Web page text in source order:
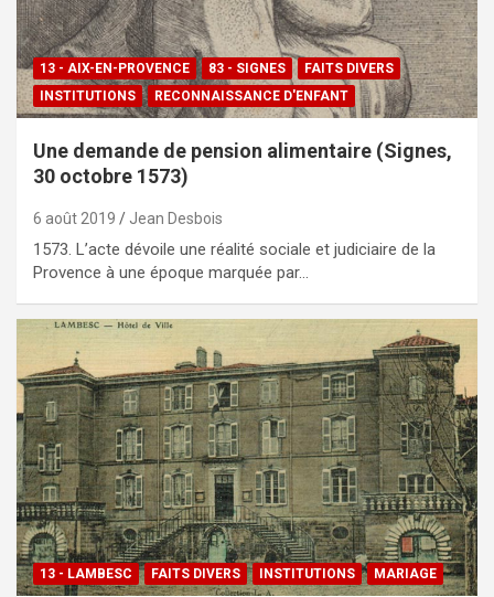
13 - AIX-EN-PROVENCE 83 - SIGNES
FAITS DIVERS
INSTITUTIONS
RECONNAISSANCE D'ENFANT
Une demande de pension alimentaire (Signes,
30 octobre 1573)
6 août 2019 Jean Desbois
1573. L’acte dévoile une réalité sociale et judiciaire de la
Provence à une époque marquée par…
13 - LAMBESC FAITS DIVERS INSTITUTIONS MARIAGE